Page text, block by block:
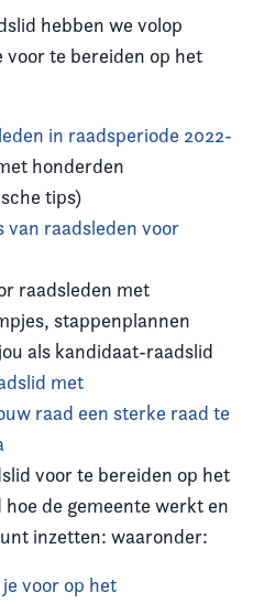
hebben we volop
voor te bereiden op het
in raadsperiode 2022-
honderden
tips)
raadsleden voor
raadsleden met
stappenplannen
als kandidaat-raadslid
met
raad een sterke raad te
voor te bereiden op het
de gemeente werkt en
inzetten: waaronder:
voor op het